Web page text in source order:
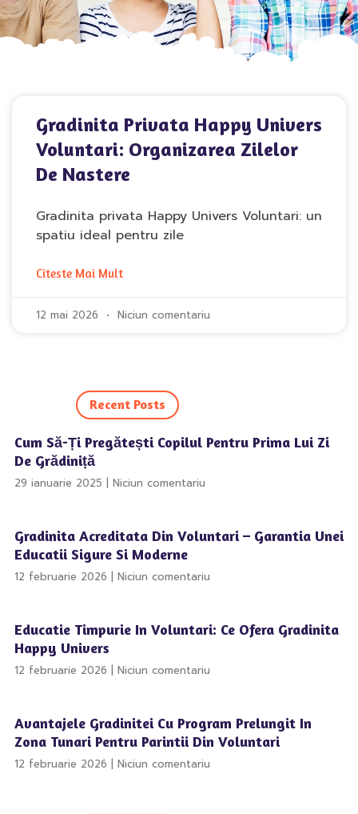
Gradinita Privata Happy Univers
Voluntari: Organizarea Zilelor
De Nastere
Gradinita privata Happy Univers Voluntari: un
spatiu ideal pentru zile
Citeste Mai Mult
12 mai 2026 Niciun comentariu
Recent Posts
Cum Să-Ți Pregătești Copilul Pentru Prima Lui Zi
De Grădiniță
29 ianuarie 2025 Niciun comentariu
Gradinita Acreditata Din Voluntari – Garantia Unei
Educatii Sigure Si Moderne
12 februarie 2026 Niciun comentariu
Educatie Timpurie In Voluntari: Ce Ofera Gradinita
Happy Univers
12 februarie 2026 Niciun comentariu
Avantajele Gradinitei Cu Program Prelungit In
Zona Tunari Pentru Parintii Din Voluntari
12 februarie 2026 Niciun comentariu